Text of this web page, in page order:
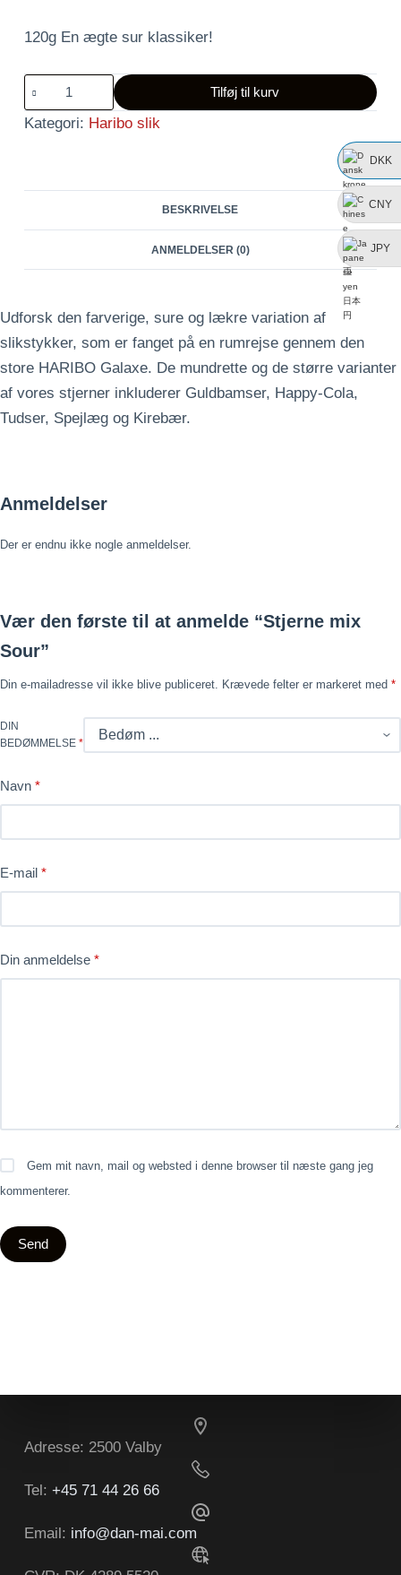
DKK
CNY
JPY
120g En ægte sur klassiker!
mix
Sour
Tilføj til kurv
Kategori: Haribo slik
BESKRIVELSE
ANMELDELSER (0)
Udforsk den farverige, sure og lækre variation af
slikstykker, som er fanget på en rumrejse gennem den
store HARIBO Galaxe. De mundrette og de større varianter
af vores stjerner inkluderer Guldbamser, Happy-Cola,
Tudser, Spejlæg og Kirebær.
Anmeldelser
Der er endnu ikke nogle anmeldelser.
Vær den første til at anmelde “Stjerne mix
Sour”
Din e-mailadresse vil ikke blive publiceret. Krævede felter er markeret med *
DIN
BEDØMMELSE *
Navn *
E-mail *
Din anmeldelse *
Gem mit navn, mail og websted i denne browser til næste gang jeg
kommenterer.
Send
Adresse: 2500 Valby
Tel: +45 71 44 26 66
Email: info@dan-mai.com